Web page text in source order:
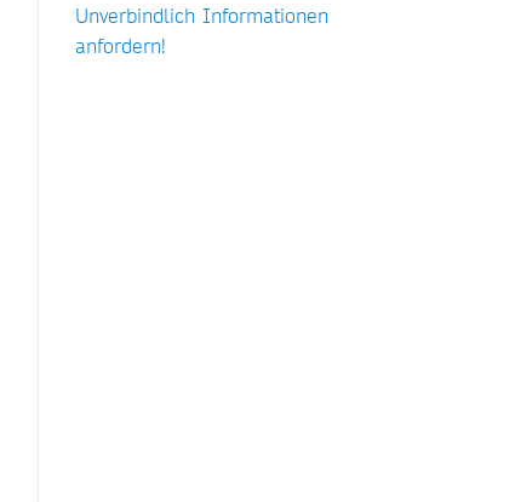
Unverbindlich Informationen
anfordern!